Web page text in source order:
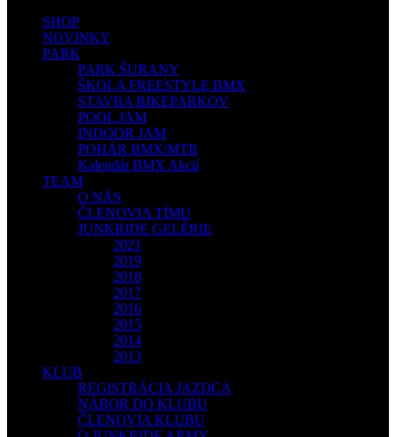
SHOP
NOVINKY
PARK
PARK ŠURANY
ŠKOLA FREESTYLE BMX
STAVBA BIKEPARKOV
POOL JAM
INDOOR JAM
POHÁR BMX/MTB
Kalendár BMX Akcií
TEAM
O NÁS
ČLENOVIA TÍMU
JUNKRIDE GELÉRIE
2021
2019
2018
2017
2016
2015
2014
2013
KLUB
REGISTRÁCIA JAZDCA
NÁBOR DO KLUBU
ČLENOVIA KLUBU